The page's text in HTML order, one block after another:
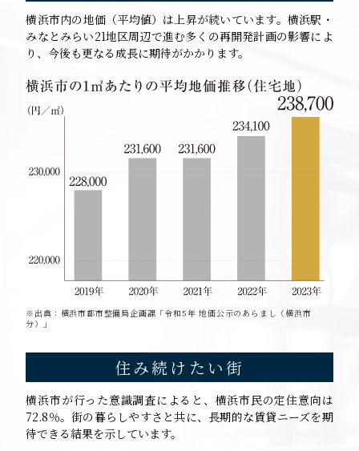
横浜市内の地価（平均値）は上昇が続いています。横浜駅・
みなとみらい21地区周辺で進む多くの再開発計画の影響によ
り、今後も更なる成長に期待がかかります。
※出典：横浜市都市整備局企画課「令和5年 地価公示のあらまし（横浜市
分）」
住み続けたい街
横浜市が行った意識調査によると、横浜市民の定住意向は
72.8％。街の暮らしやすさと共に、長期的な賃貸ニーズを期
待できる結果を示しています。